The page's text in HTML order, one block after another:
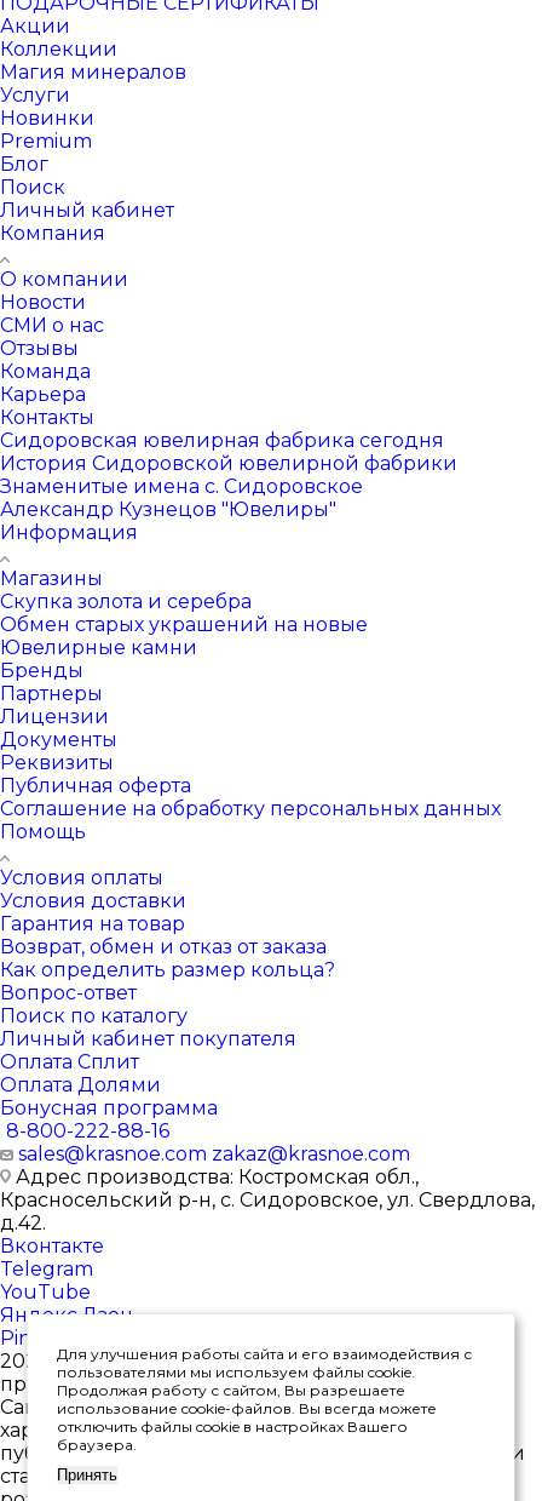
Акции
Коллекции
Магия минералов
Услуги
Новинки
Premium
Блог
Поиск
Личный кабинет
Компания
О компании
Новости
СМИ о нас
Отзывы
Команда
Карьера
Контакты
Сидоровская ювелирная фабрика сегодня
История Сидоровской ювелирной фабрики
Знаменитые имена с. Сидоровское
Александр Кузнецов "Ювелиры"
Информация
Магазины
Скупка золота и серебра
Обмен старых украшений на новые
Ювелирные камни
Бренды
Партнеры
Лицензии
Документы
Реквизиты
Публичная оферта
Соглашение на обработку персональных данных
Помощь
Условия оплаты
Условия доставки
Гарантия на товар
Возврат, обмен и отказ от заказа
Как определить размер кольца?
Вопрос-ответ
Поиск по каталогу
Личный кабинет покупателя
Оплата Сплит
Оплата Долями
Бонусная программа
8-800-222-88-16
sales@krasnoe.com zakaz@krasnoe.com
Адрес производства: Костромская обл.,
Красносельский р-н, с. Сидоровское, ул. Свердлова,
д.42.
Вконтакте
Telegram
YouTube
Яндекс.Дзен
Pinterest
2026 © Интернет-магазин ювелирных изделий от
производителя
Сайт носит исключительно информационный
характер, и ни при каких условиях не является
публичной офертой, определяемой положениями
статьи 437(2) Гражданского кодекса РФ. *Цены в
Для улучшения работы сайта и его взаимодействия с
пользователями мы используем файлы cookie.
Продолжая работу с сайтом, Вы разрешаете
использование cookie-файлов. Вы всегда можете
отключить файлы cookie в настройках Вашего
браузера.
Принять